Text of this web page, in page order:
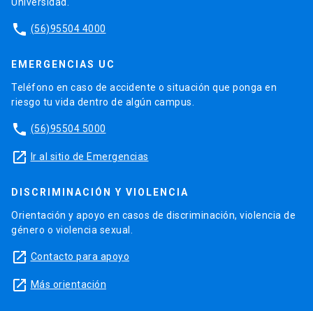
Universidad.
phone (56)95504 4000
EMERGENCIAS UC
Teléfono en caso de accidente o situación que ponga en
riesgo tu vida dentro de algún campus.
phone (56)95504 5000
launch Ir al sitio de Emergencias
DISCRIMINACIÓN Y VIOLENCIA
Orientación y apoyo en casos de discriminación, violencia de
género o violencia sexual.
launch Contacto para apoyo
launch Más orientación